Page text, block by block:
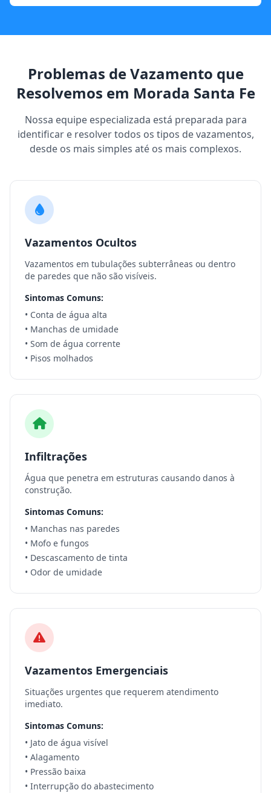
Problemas de Vazamento que
Resolvemos em Morada Santa Fe
Nossa equipe especializada está preparada para
identificar e resolver todos os tipos de vazamentos,
desde os mais simples até os mais complexos.
Vazamentos Ocultos
Vazamentos em tubulações subterrâneas ou dentro
de paredes que não são visíveis.
Sintomas Comuns:
• Conta de água alta
• Manchas de umidade
• Som de água corrente
• Pisos molhados
Infiltrações
Água que penetra em estruturas causando danos à
construção.
Sintomas Comuns:
• Manchas nas paredes
• Mofo e fungos
• Descascamento de tinta
• Odor de umidade
Vazamentos Emergenciais
Situações urgentes que requerem atendimento
imediato.
Sintomas Comuns:
• Jato de água visível
• Alagamento
• Pressão baixa
• Interrupção do abastecimento